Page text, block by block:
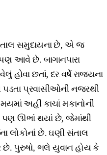
સમુદાયના છે, એ જ
આવે છે. બાગાનપારા
હોવા છતાં, દર વર્ષે રાજ્યના
પડતા પ્રવાસીઓની નજરથી
અહીં કાચાં મકાનોની
પણ ઊભાં થયાં છે, જેમાંથી
લોકોનાં છે. ઘણી સંતાલ
છે. પુરુષો, ભલે યુવાન હોય કે